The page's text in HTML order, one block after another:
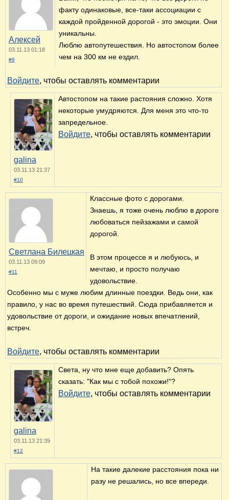
Алексей
03.11.13 01:18
#9
факту одинаковые, все-таки ассоциации с
каждой пройденной дорогой - это эмоции. Они
уникальны.
Люблю автопутешествия. Но автостопом более
чем на 300 км не ездил.
Войдите, чтобы оставлять комментарии
galina
03.11.13 21:37
#10
Автостопом на такие растояния сложно. Хотя
некоторые умудряются. Для меня это что-то
запредельное.
Войдите, чтобы оставлять комментарии
Светлана Билецкая
03.11.13 09:09
#11
Классные фото с дорогами.
Знаешь, я тоже очень люблю в дороге
любоваться пейзажами и самой
дорогой.
В этом процессе я и любуюсь, и
мечтаю, и просто получаю
удовольствие.
Особенно мы с муже любим длинные поездки. Ведь они, как
правило, у нас во время путешествий. Сюда прибавляется и
удовольствие от дороги, и ожидание новых впечатлений,
встреч.
Войдите, чтобы оставлять комментарии
galina
03.11.13 21:39
#12
Света, ну что мне еще добавить? Опять
сказать: "Как мы с тобой похожи!"?
Войдите, чтобы оставлять комментарии
На такие далекие расстояния пока ни
разу не решались, но все впереди.